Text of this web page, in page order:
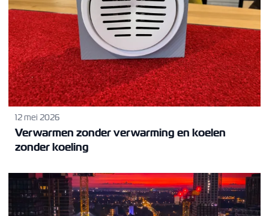
12 mei 2026
Verwarmen zonder verwarming en koelen
zonder koeling